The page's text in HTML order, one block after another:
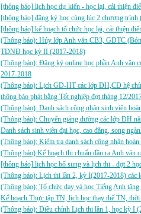
[thông báo] lịch học dự kiến - học lại, cải thiện
[thông báo] đăng ký học cùng lúc 2 chương trình
[thông báo] kế hoạch tổ chức học lại, cải thiện
(Thông báo): Hủy lớp Anh văn CB3, GDTC
TDNĐ học kỳ II (2017-2018)
(Thông báo): Đăng ký online học phần Anh văn
2017-2018
(Thông báo): Lịch GD-HT các lớp ĐH,CĐ hệ
thông báo phát bằng Tốt nghiệp đợt tháng 12/
(Thông báo): Danh sách công nhận sinh viên
(Thông báo): Chuyển giảng đường các lớp ĐH
Danh sách sinh viên đại học, cao đẳng, song
(Thông báo): Kiểm tra danh sách công nhận
(Thông báo):Kế hoạch thi chuẩn đầu ra Anh
[thông báo] lịch học bổ sung và lịch thi - đợt 2
(Thông báo): Lịch thi lần 2, kỳ I(2017-2018)
(Thông báo): Tổ chức dạy và học Tiếng Anh
Kế hoạch Thực tập TN, lịch học thay thế TN,
(Thông báo): Điều chỉnh Lịch thi lần 1, học kỳ I